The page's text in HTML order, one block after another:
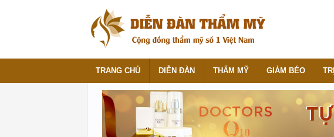
TRANG CHỦ DIỄN ĐÀN THẨM MỸ GIẢM BÉO